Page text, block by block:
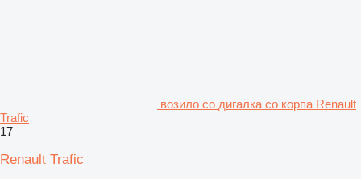
возило со дигалка со корпа Renault
Trafic
17
Renault Trafic